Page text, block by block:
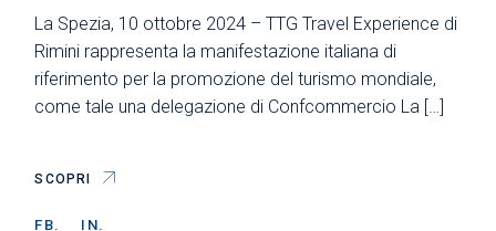
La Spezia, 10 ottobre 2024 – TTG Travel Experience di
Rimini rappresenta la manifestazione italiana di
riferimento per la promozione del turismo mondiale,
come tale una delegazione di Confcommercio La […]
SCOPRI
FB. IN.